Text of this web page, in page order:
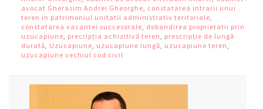
avocat Gherasim Andrei Gheorghe, constatarea intrarii unui
teren in patrimoniul unitatii administrativ teritoriale,
constatarea vacantei succesorale, dobandirea proprietatii prin
uzucapiune, precripția achizitivă teren, prescripție de lungă
durată, Uzucapiune, uzucapiune lungă, uzucapiune teren,
uzucapiune vechiul cod civil